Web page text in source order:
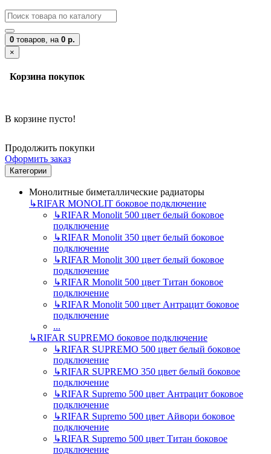
0 товаров, на 0 р.
×
Корзина покупок
В корзине пусто!
Продолжить покупки
Оформить заказ
Категории
Монолитные биметаллические радиаторы
↳RIFAR MONOLIT боковое подключение
↳RIFAR Monolit 500 цвет белый боковое
подключение
↳RIFAR Monolit 350 цвет белый боковое
подключение
↳RIFAR Monolit 300 цвет белый боковое
подключение
↳RIFAR Monolit 500 цвет Титан боковое
подключение
↳RIFAR Monolit 500 цвет Антрацит боковое
подключение
...
↳RIFAR SUPREMO боковое подключение
↳RIFAR SUPREMO 500 цвет белый боковое
подключение
↳RIFAR SUPREMO 350 цвет белый боковое
подключение
↳RIFAR Supremo 500 цвет Антрацит боковое
подключение
↳RIFAR Supremo 500 цвет Айвори боковое
подключение
↳RIFAR Supremo 500 цвет Титан боковое
подключение